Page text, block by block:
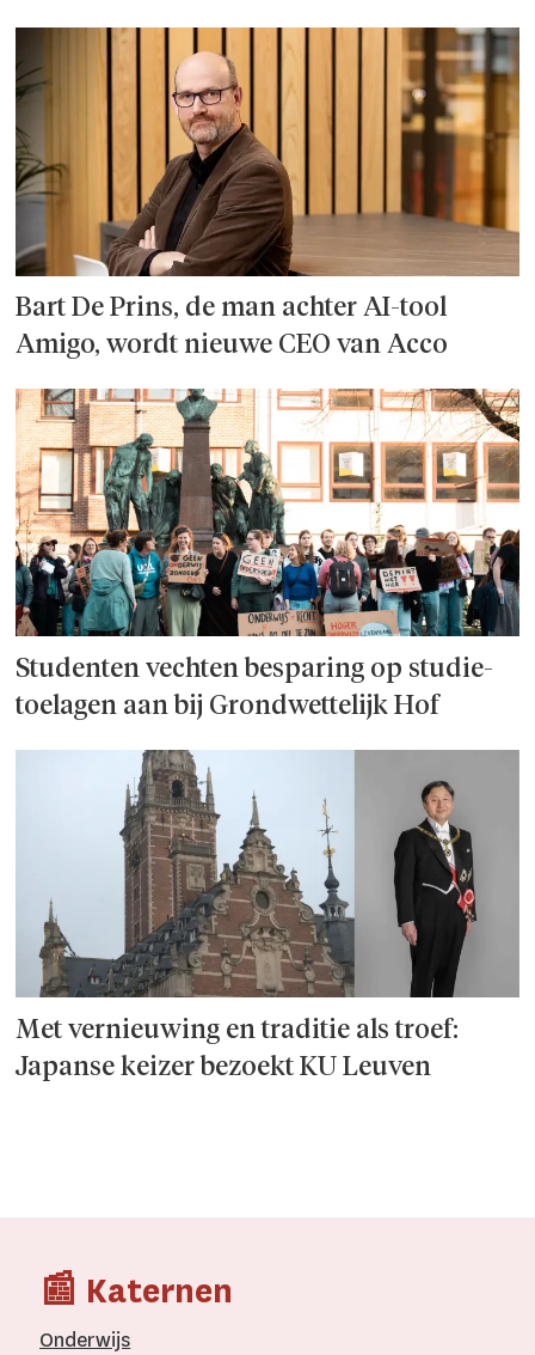
Bart De Prins, de man achter AI-tool
Amigo, wordt nieuwe CEO van Acco
Studenten vechten besparing op studie­
toelagen aan bij Grondwettelijk Hof
Met vernieuwing en traditie als troef:
Japanse keizer bezoekt KU Leuven
📰 Katernen
Onderwijs